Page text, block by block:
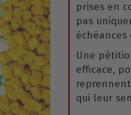
prises en
pas
Une
efficace,
qui leur